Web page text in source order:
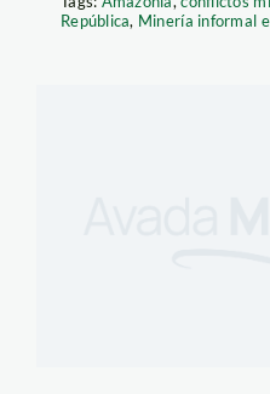
República, Minería informal